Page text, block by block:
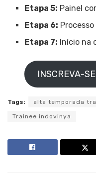
Etapa 5: Painel
Etapa 6:
Etapa 7: Início na
INSCREVA-
Tags: alta temporada
Trainee indovinya